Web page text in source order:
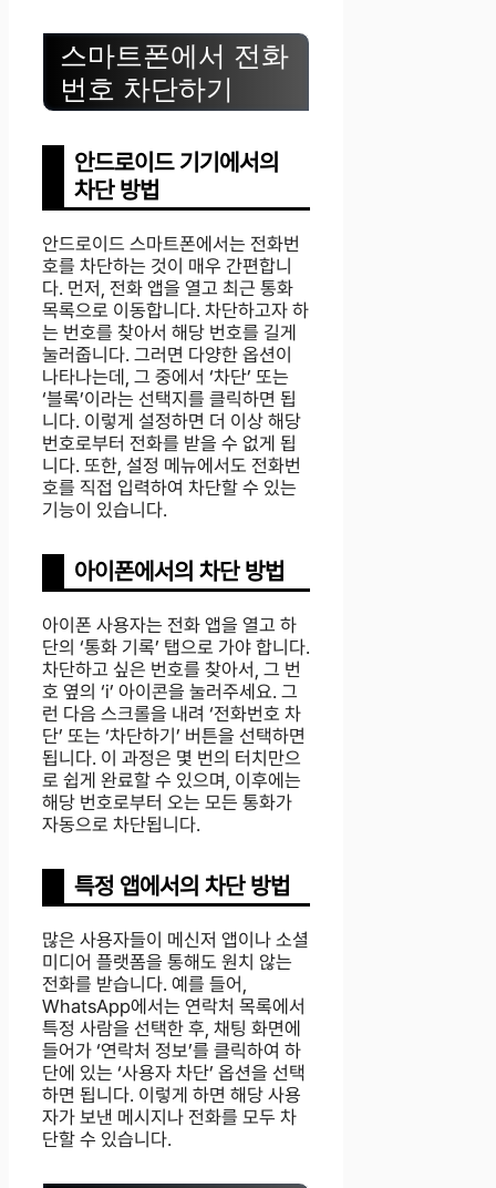
스마트폰에서 전화
번호 차단하기
안드로이드 기기에서의
차단 방법
안드로이드 스마트폰에서는 전화번
호를 차단하는 것이 매우 간편합니
다. 먼저, 전화 앱을 열고 최근 통화
목록으로 이동합니다. 차단하고자 하
는 번호를 찾아서 해당 번호를 길게
눌러줍니다. 그러면 다양한 옵션이
나타나는데, 그 중에서 ‘차단’ 또는
‘블록’이라는 선택지를 클릭하면 됩
니다. 이렇게 설정하면 더 이상 해당
번호로부터 전화를 받을 수 없게 됩
니다. 또한, 설정 메뉴에서도 전화번
호를 직접 입력하여 차단할 수 있는
기능이 있습니다.
아이폰에서의 차단 방법
아이폰 사용자는 전화 앱을 열고 하
단의 ‘통화 기록’ 탭으로 가야 합니다.
차단하고 싶은 번호를 찾아서, 그 번
호 옆의 ‘i’ 아이콘을 눌러주세요. 그
런 다음 스크롤을 내려 ‘전화번호 차
단’ 또는 ‘차단하기’ 버튼을 선택하면
됩니다. 이 과정은 몇 번의 터치만으
로 쉽게 완료할 수 있으며, 이후에는
해당 번호로부터 오는 모든 통화가
자동으로 차단됩니다.
특정 앱에서의 차단 방법
많은 사용자들이 메신저 앱이나 소셜
미디어 플랫폼을 통해도 원치 않는
전화를 받습니다. 예를 들어,
WhatsApp에서는 연락처 목록에서
특정 사람을 선택한 후, 채팅 화면에
들어가 ‘연락처 정보’를 클릭하여 하
단에 있는 ‘사용자 차단’ 옵션을 선택
하면 됩니다. 이렇게 하면 해당 사용
자가 보낸 메시지나 전화를 모두 차
단할 수 있습니다.